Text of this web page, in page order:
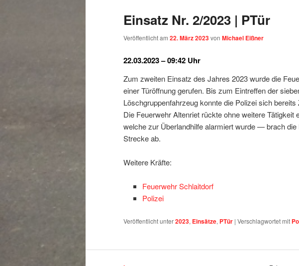
Einsatz Nr. 2/2023 | PTür
Veröffentlicht am 22. März 2023von Michael Eißner
22.03.2023 – 09:42 Uhr
Zum zweiten Einsatz des Jahres 2023 wurde die
einer Türöffnung gerufen. Bis zum Eintreffen der
Löschgruppenfahrzeug konnte die Polizei sich
Die Feuerwehr Altenriet rückte ohne weitere Tätigkeit
welche zur Überlandhilfe alarmiert wurde — brach
Strecke ab.
Weitere Kräfte:
Feuerwehr Schlaitdorf
Polizei
Veröffentlicht unter2023, Einsätze, PTür | Verschlagwortet mit